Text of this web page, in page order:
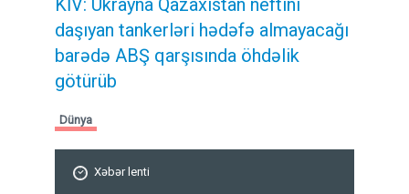
KİV: Ukrayna Qazaxıstan neftini
daşıyan tankerləri hədəfə almayacağı
barədə ABŞ qarşısında öhdəlik
götürüb
Dünya
Xəbər lenti